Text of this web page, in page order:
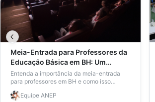
Meia-Entrada para Professores da
Educação Básica em BH: Um
Avanço Necessário
Entenda a importância da meia-entrada
para professores em BH e como isso
impacta a educação e o reconhecimento
da profissão.
Equipe ANEP